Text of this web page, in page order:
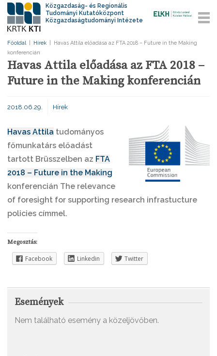
Közgazdaság- és Regionális
Tudományi Kutatóközpont
Közgazdaságtudományi Intézete
Főoldal Hírek
Havas Attila előadása az FTA 2018 – Future in the Making
konferencián
Havas Attila előadása az FTA 2018 –
Future in the Making konferencián
2018.06.29. Hírek
Havas Attila tudományos
főmunkatárs előadást
tartott Brüsszelben az FTA
2018 – Future in the Making
konferencián The relevance
of foresight for supporting research infrastucture
policies címmel.
Megosztás:
Facebook Linkedin Twitter
Események
Nem található esemény a közeljövőben.